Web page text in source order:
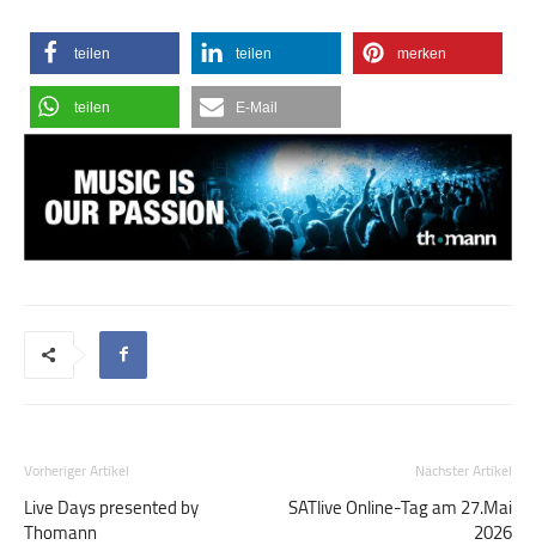
teilen teilen merken
teilen E-Mail
Vorheriger Artikel
Live Days presented by
Thomann
Nächster Artikel
SATlive Online-Tag am 27.Mai
2026